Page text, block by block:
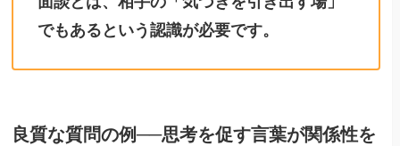
でもあるという認識が必要です。
良質な質問の例──思考を促す言葉が関係性を